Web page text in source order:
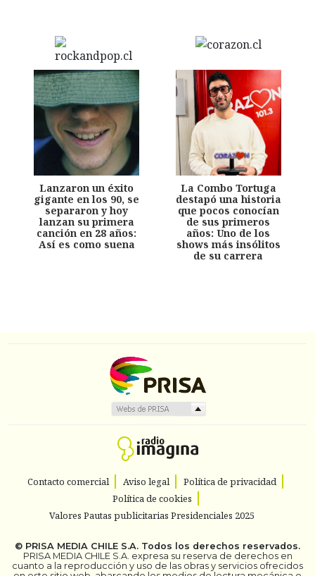
Lanzaron un éxito
gigante en los 90, se
separaron y hoy
lanzan su primera
canción en 28 años:
Así es como suena
La Combo Tortuga
destapó una historia
que pocos conocían
de sus primeros
años: Uno de los
shows más insólitos
de su carrera
Contacto comercial Aviso legal
Política de privacidad
Política de cookies
Valores Pautas publicitarias Presidenciales 2025
© PRISA MEDIA CHILE S.A. Todos los derechos reservados.
PRISA MEDIA CHILE S.A. expresa su reserva de derechos en
cuanto a la reproducción y uso de las obras y servicios ofrecidos